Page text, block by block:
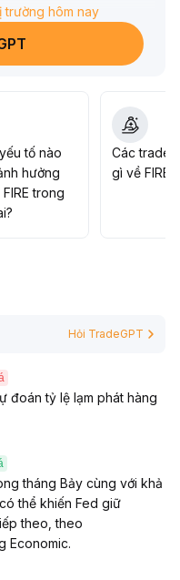
có thể hưởng lợi từ
trì đà tăng lên vùng hỗ
định
có thể đi kèm với đợt
vị thế mua, thiết lập cắt
lược động lượng để
hội mang tính cấu trúc
trường hôm nay
tố nào
hưởng
trong
Các trader
gì về FIRE?
Hỏi TradeGPT
đoán tỷ lệ lạm phát hàng
tháng Bảy cùng với khả
thể khiến Fed giữ
theo, theo
Economic.